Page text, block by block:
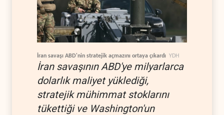
İran savaşı ABD'nin stratejik açmazını ortaya çıkardı YDH
İran savaşının ABD'ye milyarlarca
dolarlık maliyet yüklediği,
stratejik mühimmat stoklarını
tükettiği ve Washington'un